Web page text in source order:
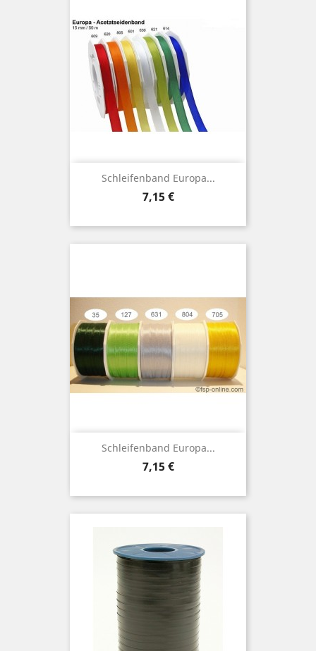
Schleifenband Europa...
Preis
7,15 €
Schleifenband Europa...
Preis
7,15 €